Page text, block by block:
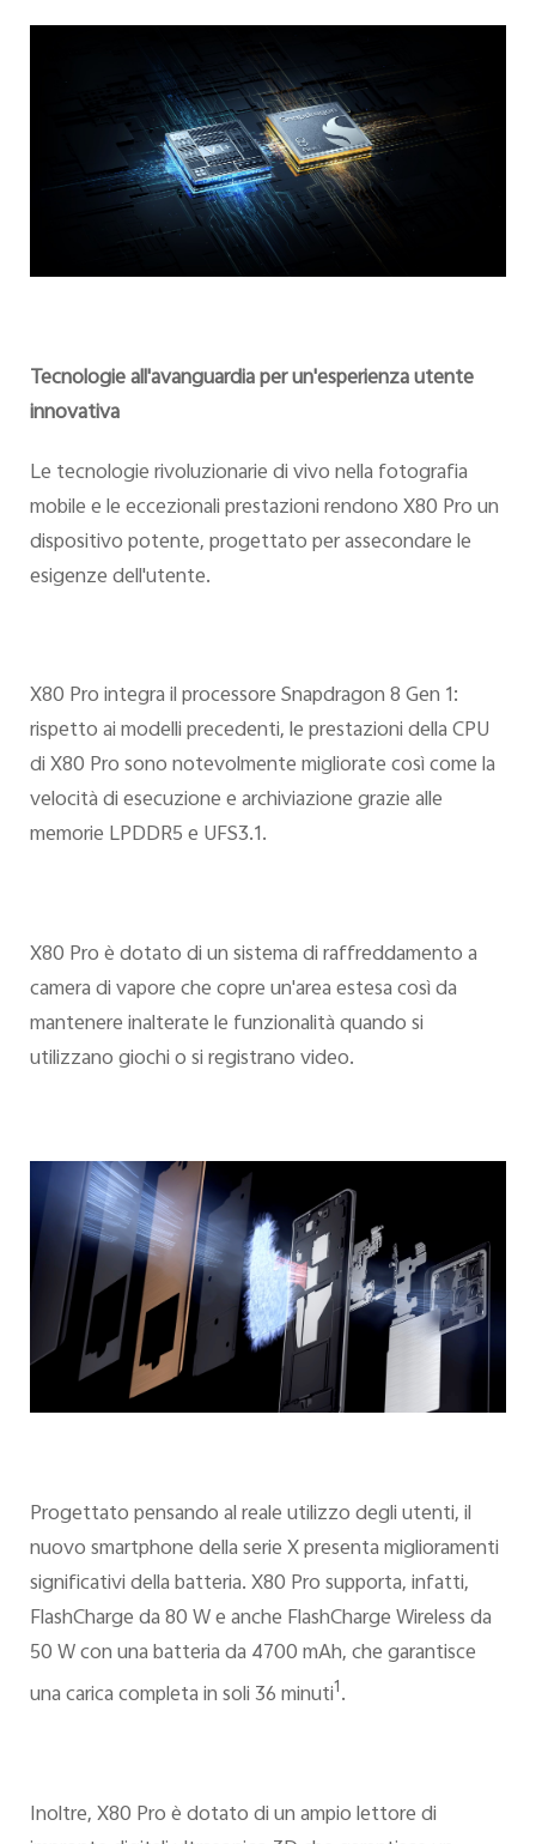
Tecnologie all'avanguardia per un'esperienza utente
innovativa
Le tecnologie rivoluzionarie di vivo nella fotografia
mobile e le eccezionali prestazioni rendono X80 Pro un
dispositivo potente, progettato per assecondare le
esigenze dell'utente.
X80 Pro integra il processore Snapdragon 8 Gen 1:
rispetto ai modelli precedenti, le prestazioni della CPU
di X80 Pro sono notevolmente migliorate così come la
velocità di esecuzione e archiviazione grazie alle
memorie LPDDR5 e UFS3.1.
X80 Pro è dotato di un sistema di raffreddamento a
camera di vapore che copre un'area estesa così da
mantenere inalterate le funzionalità quando si
utilizzano giochi o si registrano video.
Progettato pensando al reale utilizzo degli utenti, il
nuovo smartphone della serie X presenta miglioramenti
significativi della batteria. X80 Pro supporta, infatti,
FlashCharge da 80 W e anche FlashCharge Wireless da
50 W con una batteria da 4700 mAh, che garantisce
una carica completa in soli 36 minuti1.
Inoltre, X80 Pro è dotato di un ampio lettore di